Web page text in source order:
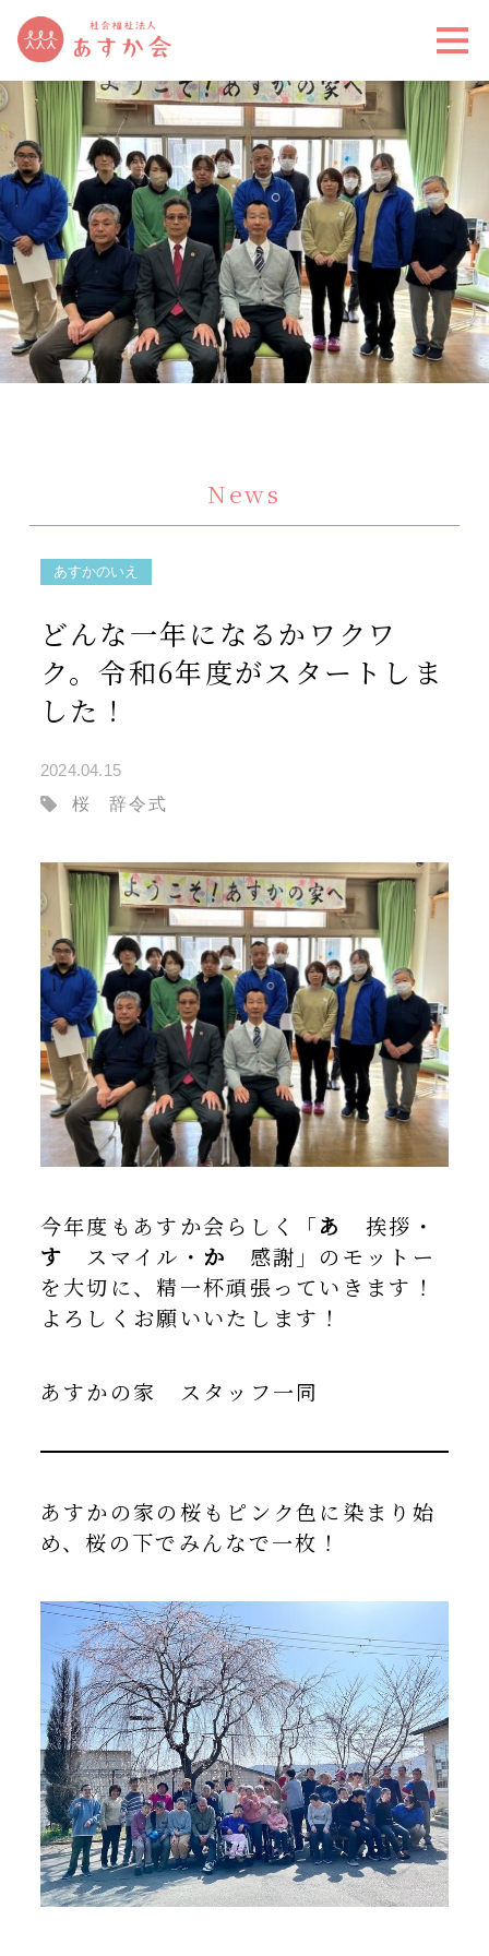
News
あすかのいえ
どんな一年になるかワクワ
ク。令和6年度がスタートしま
した！
2024.04.15
桜 辞令式
今年度もあすか会らしく「あ
挨拶・
す スマイル・ か 感謝」のモットー
を大切に、精一杯頑張っていきます！
よろしくお願いいたします！
あすかの家 スタッフ一同
あすかの家の桜もピンク色に染まり始
め、桜の下でみんなで一枚！